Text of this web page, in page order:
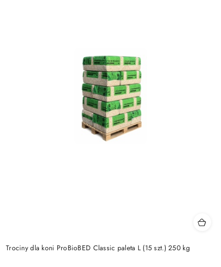
Trociny dla koni ProBioBED Classic paleta L (15 szt.) 250 kg